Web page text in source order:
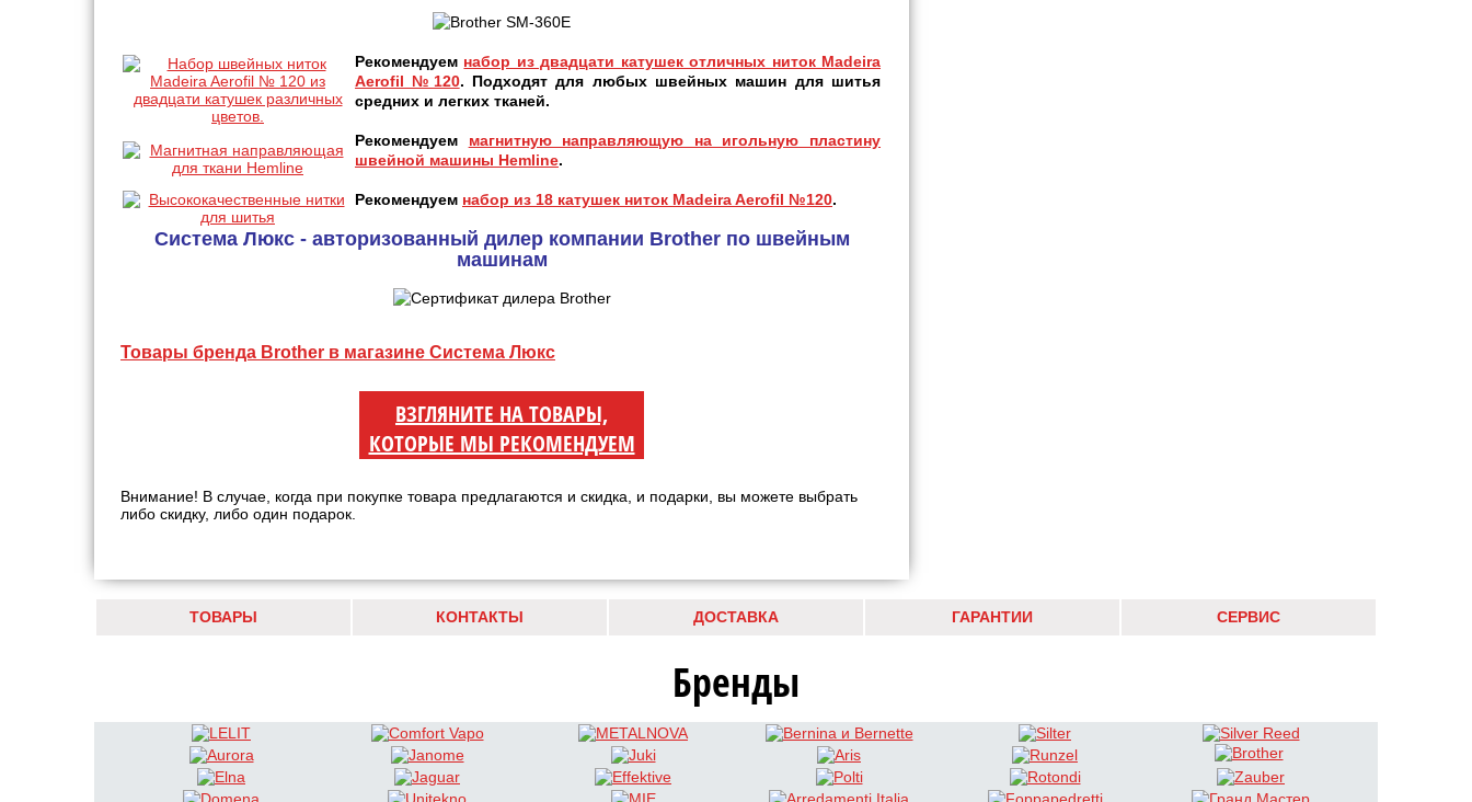
Рекомендуем набор из двадцати катушек отличных ниток Madeira
Aerofil №120. Подходят для любых швейных машин для шитья
средних и легких тканей.
Рекомендуем магнитную направляющую на игольную пластину
швейной машины Hemline.
Рекомендуем набор из 18 катушек ниток Madeira Aerofil №120.
Система Люкс - авторизованный дилер компании Brother по швейным
машинам
Товары бренда Brother в магазине Система Люкс
ВЗГЛЯНИТЕ НА ТОВАРЫ,
КОТОРЫЕ МЫ РЕКОМЕНДУЕМ
Внимание! В случае, когда при покупке товара предлагаются и скидка, и подарки, вы можете выбрать
либо скидку, либо один подарок.
ТОВАРЫ КОНТАКТЫ ДОСТАВКА ГАРАНТИИ СЕРВИС
Бренды